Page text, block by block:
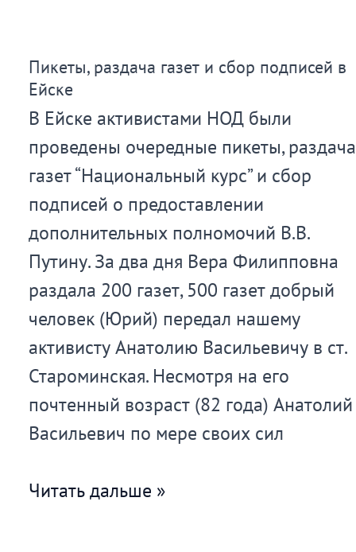
Пикеты, раздача газет и сбор подписей в
Ейске
В Ейске активистами НОД были
проведены очередные пикеты, раздача
газет “Национальный курс” и сбор
подписей о предоставлении
дополнительных полномочий В.В.
Путину. За два дня Вера Филипповна
раздала 200 газет, 500 газет добрый
человек (Юрий) передал нашему
активисту Анатолию Васильевичу в ст.
Староминская. Несмотря на его
почтенный возраст (82 года) Анатолий
Васильевич по мере своих сил
Пикеты,
Читать дальше »